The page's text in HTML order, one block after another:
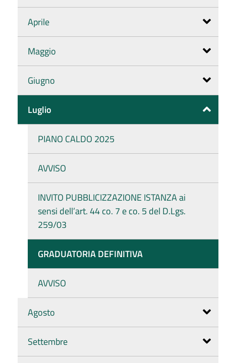
Aprile
Maggio
Giugno
Luglio
PIANO CALDO 2025
AVVISO
INVITO PUBBLICIZZAZIONE ISTANZA ai
sensi dell’art. 44 co. 7 e co. 5 del D.Lgs.
259/03
GRADUATORIA DEFINITIVA
AVVISO
Agosto
Settembre